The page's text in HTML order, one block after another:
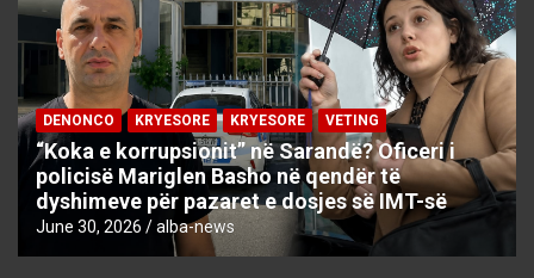
DENONCO KRYESORE KRYESORE VETING
“Koka e korrupsionit” në Sarandë? Oficeri i
policisë Mariglen Basho në qendër të
dyshimeve për pazaret e dosjes së IMT-së
June 30, 2026 alba-news